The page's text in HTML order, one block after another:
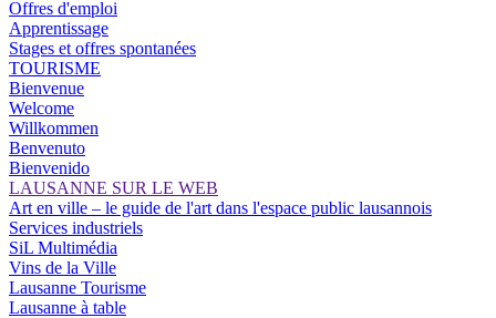
Offres d'emploi
Apprentissage
Stages et offres spontanées
TOURISME
Bienvenue
Welcome
Willkommen
Benvenuto
Bienvenido
LAUSANNE SUR LE WEB
Art en ville – le guide de l'art dans l'espace public lausannois
Services industriels
SiL Multimédia
Vins de la Ville
Lausanne Tourisme
Lausanne à table